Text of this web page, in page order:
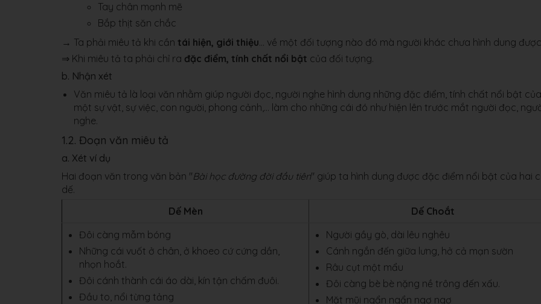
Tay chân mạnh mẽ
Bắp thịt săn chắc
→ Ta phải miêu tả khi cần tái hiện, giới thiệu... về một đối tượng nào đó mà người khác chưa hình dung
⇒ Khi miêu tả ta phải chỉ ra đặc điểm, tính chất nổi bật của đối tượng.
b. Nhận xét
Văn miêu tả là loại văn nhằm giúp người đọc, người nghe hình dung những đặc điểm, tính chất nổi bật của
một sự vật, sự việc, con người, phong cảnh,... làm cho những cái đó như hiện lên trước mắt người đọc,
nghe.
1.2. Đoạn văn miêu tả
a. Xét ví dụ
Hai đoạn văn trong văn bản "Bài học đường đời đầu tiên" giúp ta hình dung được đặc điểm nổi bật của hai
dế.
Dế Mèn
Dế Choắt
Đôi càng mẫm bóng
Những cái vuốt ở chân, ở khoeo cứ cứng dần,
nhọn hoắt.
Đôi cánh thành cái áo dài, kín tận chấm đuôi.
Đầu to, nổi từng tảng
Người gầy gò, dài lêu nghêu
Cánh ngắn đến giữa lưng, hở cả mạn sườn
Râu cụt một mẩu
Đôi càng bè bè nặng nề trông đến xấu.
Mặt mũi ngẩn ngẩn ngơ ngơ